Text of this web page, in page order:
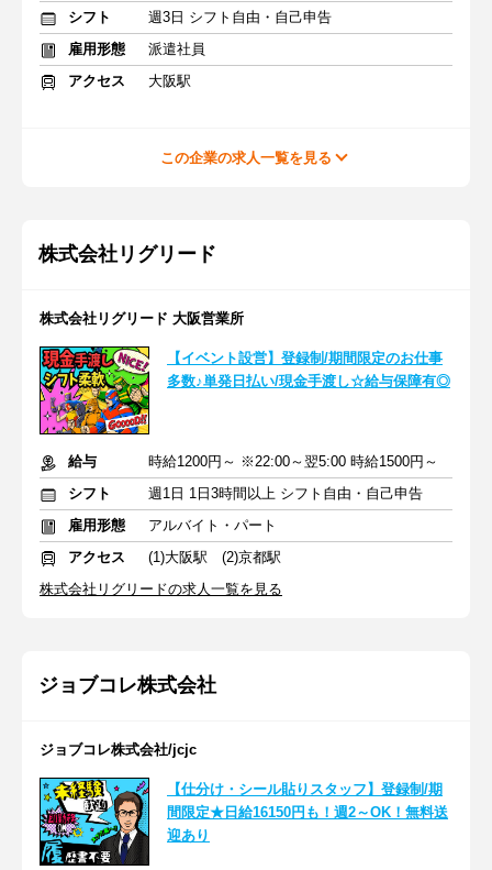
シフト
週3日 シフト自由・自己申告
雇用形態
派遣社員
アクセス
大阪駅
この企業の求人一覧を見る
株式会社リグリード
株式会社リグリード 大阪営業所
【イベント設営】登録制/期間限定のお仕事
多数♪単発日払い/現金手渡し☆給与保障有◎
給与
時給1200円～ ※22:00～翌5:00 時給1500円～
シフト
週1日 1日3時間以上 シフト自由・自己申告
雇用形態
アルバイト・パート
アクセス
(1)大阪駅 (2)京都駅
株式会社リグリードの求人一覧を見る
ジョブコレ株式会社
ジョブコレ株式会社/jcjc
【仕分け・シール貼りスタッフ】登録制/期
間限定★日給16150円も！週2～OK！無料送
迎あり